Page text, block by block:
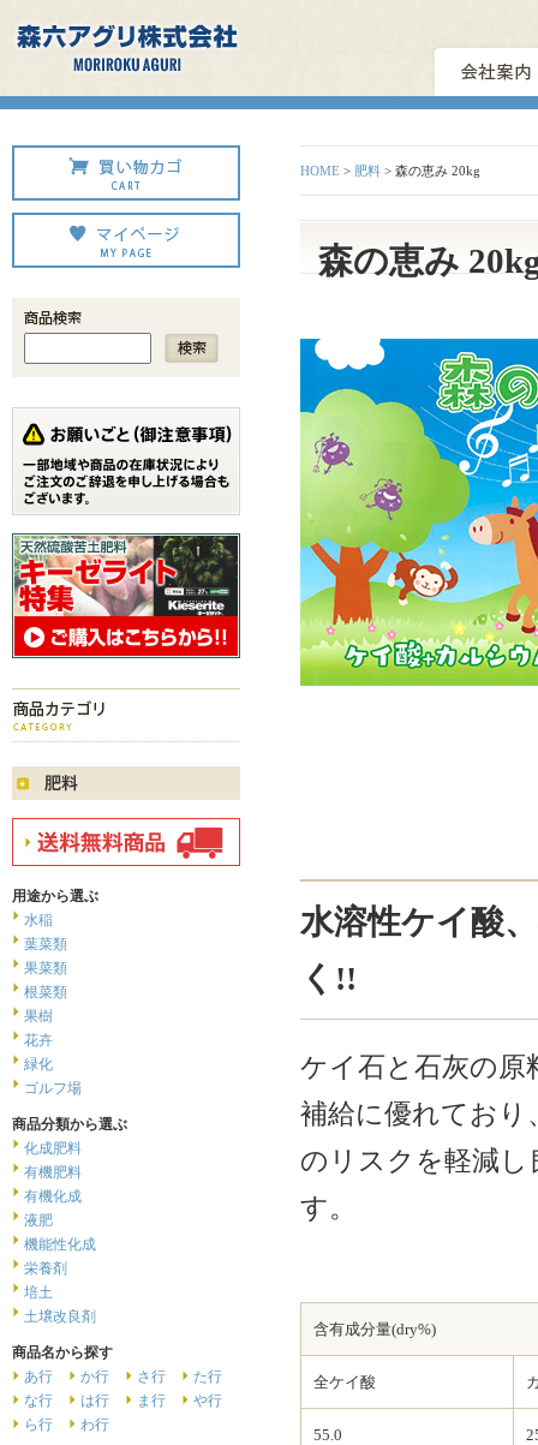
HOME > 肥料 > 森の恵み 20kg
森の恵み
水溶性ケイ酸
く!!
ケイ石と石灰の原
補給に優れており
のリスクを軽減し
す。
含有成分量(dry%)
全ケイ酸
55.0
用途から選ぶ
水稲
葉菜類
果菜類
根菜類
果樹
花卉
緑化
ゴルフ場
商品分類から選ぶ
化成肥料
有機肥料
有機化成
液肥
機能性化成
栄養剤
培土
土壌改良剤
商品名から探す
あ行
か行 さ行
た行
な行
は行 ま行
や行
ら行
わ行